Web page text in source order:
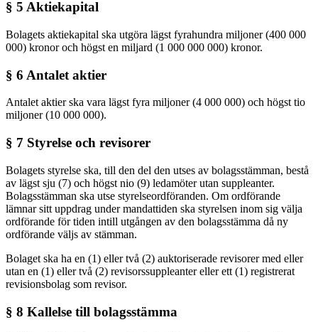
§ 5 Aktiekapital
Bolagets aktiekapital ska utgöra lägst fyrahundra miljoner (400 000
000) kronor och högst en miljard (1 000 000 000) kronor.
§ 6 Antalet aktier
Antalet aktier ska vara lägst fyra miljoner (4 000 000) och högst tio
miljoner (10 000 000).
§ 7 Styrelse och revisorer
Bolagets styrelse ska, till den del den utses av bolagsstämman, bestå
av lägst sju (7) och högst nio (9) ledamöter utan suppleanter.
Bolagsstämman ska utse styrelseordföranden. Om ordförande
lämnar sitt uppdrag under mandattiden ska styrelsen inom sig välja
ordförande för tiden intill utgången av den bolagsstämma då ny
ordförande väljs av stämman.
Bolaget ska ha en (1) eller två (2) auktoriserade revisorer med eller
utan en (1) eller två (2) revisorssuppleanter eller ett (1) registrerat
revisionsbolag som revisor.
§ 8 Kallelse till bolagsstämma